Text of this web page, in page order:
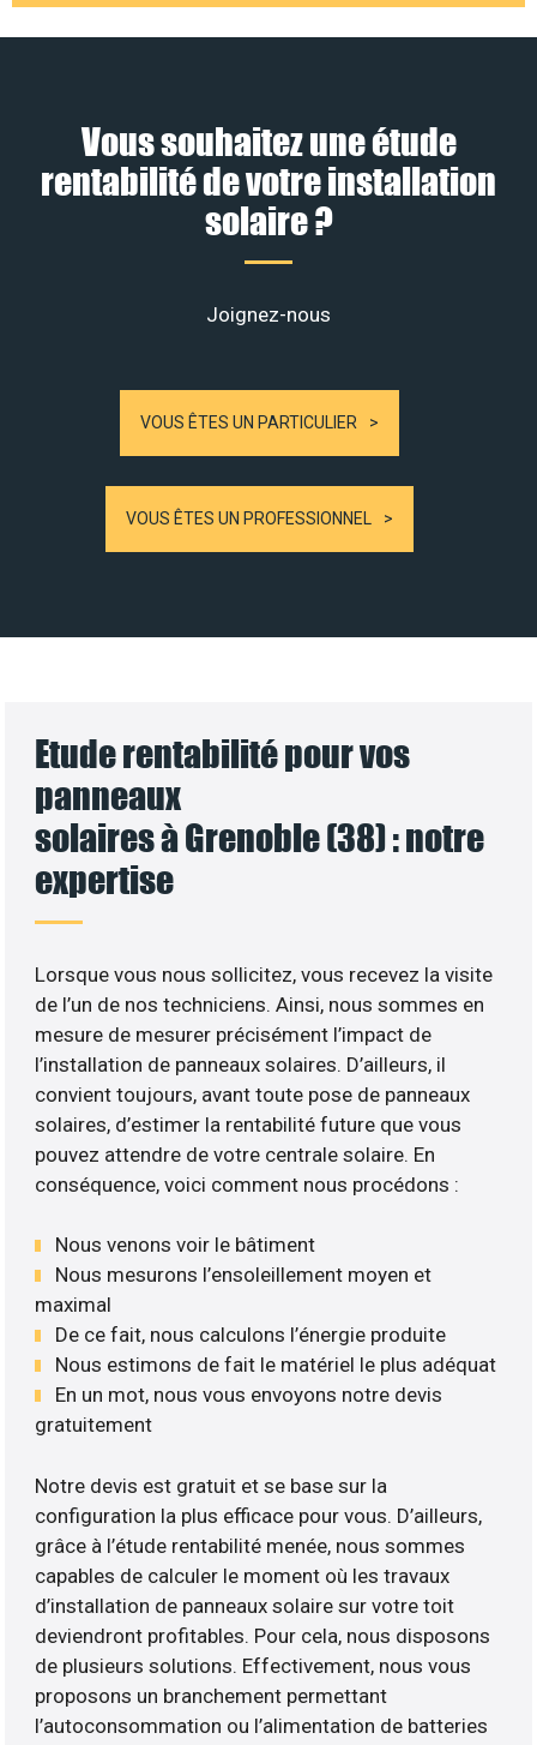
Vous souhaitez une étude
rentabilité de votre installation
solaire ?
Joignez-nous
VOUS ÊTES UN PARTICULIER
VOUS ÊTES UN PROFESSIONNEL
Etude rentabilité pour vos
panneaux
solaires à Grenoble (38) : notre
expertise
Lorsque vous nous sollicitez, vous recevez la visite
de l’un de nos techniciens. Ainsi, nous sommes en
mesure de mesurer précisément l’impact de
l’installation de panneaux solaires. D’ailleurs, il
convient toujours, avant toute pose de panneaux
solaires, d’estimer la rentabilité future que vous
pouvez attendre de votre centrale solaire. En
conséquence, voici comment nous procédons :
Nous venons voir le bâtiment
Nous mesurons l’ensoleillement moyen et
maximal
De ce fait, nous calculons l’énergie produite
Nous estimons de fait le matériel le plus adéquat
En un mot, nous vous envoyons notre devis
gratuitement
Notre devis est gratuit et se base sur la
configuration la plus efficace pour vous. D’ailleurs,
grâce à l’étude rentabilité menée, nous sommes
capables de calculer le moment où les travaux
d’installation de panneaux solaire sur votre toit
deviendront profitables. Pour cela, nous disposons
de plusieurs solutions. Effectivement, nous vous
proposons un branchement permettant
l’autoconsommation ou l’alimentation de batteries